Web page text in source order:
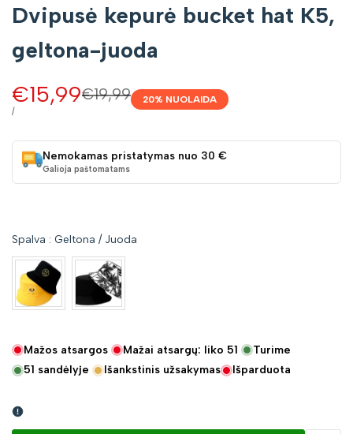
Dvipusė kepurė bucket hat K5,
geltona-juoda
Įprasta
€19,99
Pardavimo
kaina
€15,99
VIENETO
/
20% NUOLAIDA
Nemokamas pristatymas nuo 30 €
Galioja paštomatams
Spalva : Geltona / Juoda
Mažos atsargos Mažai atsargų: liko 51
Turime
51 sandėlyje Išankstinis užsakymas Išparduota